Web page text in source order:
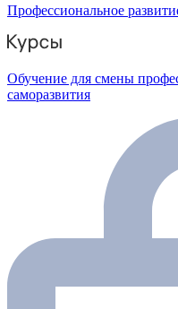
Профессиональное
Обучение для смены
саморазвития